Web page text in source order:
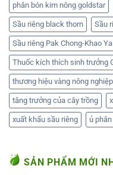
phân bón kim nông goldstar
Sầu riêng black thorn Sầu
Sầu riêng Pak Chong-Khao
Thuốc kích thích sinh trưởng
thương hiệu vàng nông
tăng trưởng của cây trồng
xuất khẩu sầu riêng ủ
SẢN PHẨM MỚI